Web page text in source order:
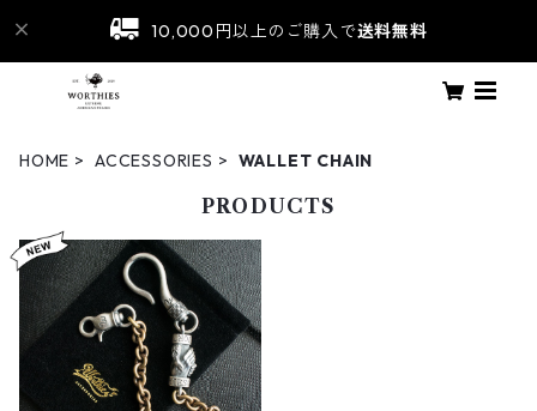
10,000円以上のご購入で送料無料
HOME ACCESSORIES WALLET CHAIN
PRODUCTS